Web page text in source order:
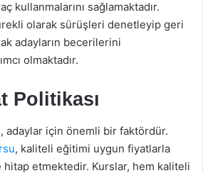
kullanmalarını sağlamaktadır.
olarak sürüşleri denetleyip geri
adayların becerilerini
olmaktadır.
Politikası
adaylar için önemli bir faktördür.
, kaliteli eğitimi uygun fiyatlarla
etmektedir. Kurslar, hem kaliteli